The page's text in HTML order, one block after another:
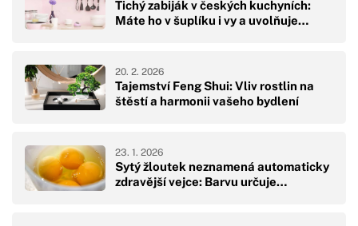
Tichý zabiják v českých kuchyních:
Máte ho v šuplíku i vy a uvolňuje…
Tajemství Feng Shui: Vliv rostlin na
štěstí a harmonii vašeho bydlení
20. 2. 2026
Sytý žloutek neznamená automaticky
zdravější vejce: Barvu určuje…
23. 1. 2026